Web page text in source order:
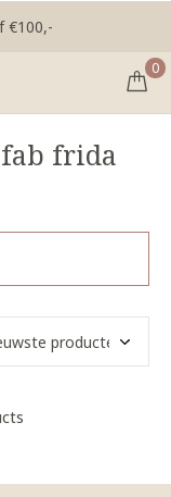
0
€100,-
frida